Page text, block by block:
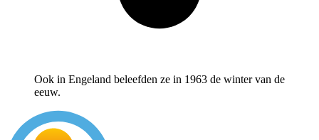
Ook in Engeland beleefden ze in 1963 de winter van de
eeuw.